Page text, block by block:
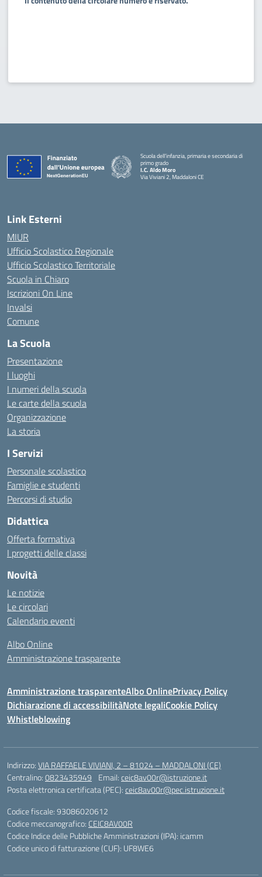
Scuola dell’infanzia, primaria e secondaria di
primo grado
I.C. Aldo Moro
Via Viviani 2, Maddaloni CE
Link Esterni
MIUR
Ufficio Scolastico Regionale
Ufficio Scolastico Territoriale
Scuola in Chiaro
Iscrizioni On Line
Invalsi
Comune
La Scuola
Presentazione
I luoghi
I numeri della scuola
Le carte della scuola
Organizzazione
La storia
I Servizi
Personale scolastico
Famiglie e studenti
Percorsi di studio
Didattica
Offerta formativa
I progetti delle classi
Novità
Le notizie
Le circolari
Calendario eventi
Albo Online
Amministrazione trasparente
Amministrazione trasparenteAlbo OnlinePrivacy Policy
Dichiarazione di accessibilitàNote legaliCookie Policy
Whistleblowing
Indirizzo:VIA RAFFAELE VIVIANI, 2 – 81024 – MADDALONI (CE)
Centralino:0823435949 Email:ceic8av00r@istruzione.it
Posta elettronica certificata (PEC):ceic8av00r@pec.istruzione.it
Codice fiscale: 93086020612
Codice meccanografico: CEIC8AV00R
Codice Indice delle Pubbliche Amministrazioni (IPA): icamm
Codice unico di fatturazione (CUF): UF8WE6